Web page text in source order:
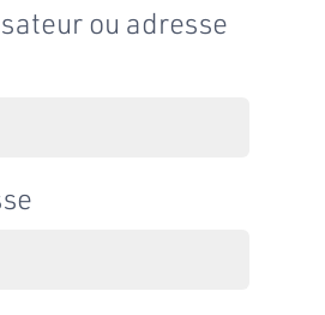
ou adresse